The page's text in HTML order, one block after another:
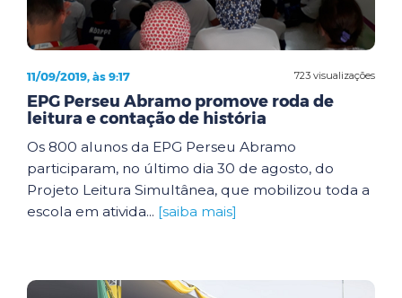
723 visualizações
11/09/2019, às 9:17
EPG Perseu Abramo promove roda de
leitura e contação de história
Os 800 alunos da EPG Perseu Abramo
participaram, no último dia 30 de agosto, do
Projeto Leitura Simultânea, que mobilizou toda a
escola em ativida... [saiba mais]